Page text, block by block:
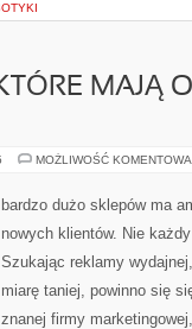
MAJĄ
MOŻLIWOŚĆ
bardzo dużo sklepów ma
nowych klientów. Nie
Szukając reklamy
miarę taniej, powinno się
znanej firmy